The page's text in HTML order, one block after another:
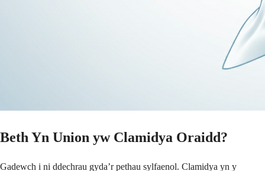
Beth Yn Union yw Clamidya Oraidd?
Gadewch i ni ddechrau gyda’r pethau sylfaenol. Clamidya yn y